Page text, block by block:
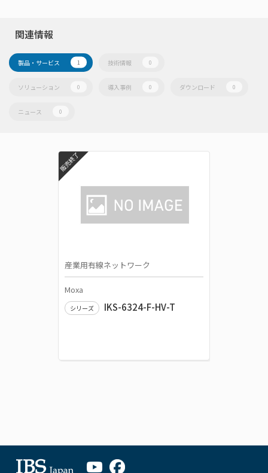
関連情報
製品・サービス 1 技術情報 0
ソリューション 0 導入事例 0 ダウンロード 0
ニュース 0
販売終了
産業用有線ネットワーク
Moxa
シリーズ IKS-6324-F-HV-T